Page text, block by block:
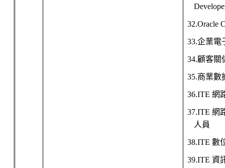
32.Oracle
33.企業電
34.顧客關
35.商業數
36.ITE網
37.ITE網
人員
38.ITE數
39.ITE資